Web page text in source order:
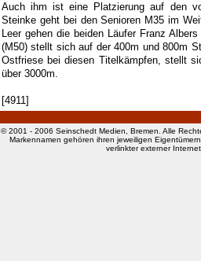
Auch ihm ist eine Platzierung auf den
Steinke geht bei den Senioren M35 im
Leer gehen die beiden Läufer Franz
(M50) stellt sich auf der 400m und 800m
Ostfriese bei diesen Titelkämpfen, stellt
über 3000m.
[4911]
© 2001 - 2006 Seinschedt Medien, Bremen. Alle
Markennamen gehören ihren jeweiligen
verlinkter externer